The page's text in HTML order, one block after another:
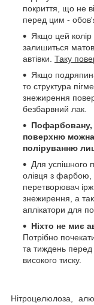
покриття, що не
перед цим -
Якщо цей колір
залишиться
автівки. Таку
Якщо
то структура
знежирення
безбарвний лак.
Пофарбовану,
поверхню
поліруванню
Для успішного
олівця з фарбою,
перетворювач
знежирення, а
аплікатори для
Ніхто не миє
Потрібно
та тиждень
високого тиску.
Нітроцелюлоза,